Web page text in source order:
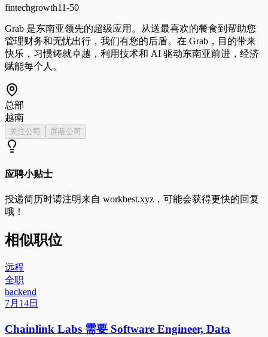
fintechgrowth11-50
Grab 是东南亚领先的超级应用。从送最喜欢的餐食到帮助您
管理财务和无忧出行，我们有您的后盾。在 Grab，目的带来
快乐，习惯铸就卓越，利用技术和 AI 驱动东南亚前进，经济
赋能每个人。
总部
越南
关注公司 屏蔽公司
应聘小贴士
投递简历时请注明来自 workbest.xyz ，可能会获得更快的回复
哦！
相似职位
远程
全职
backend
7月14日
Chainlink Labs 需要 Software Engineer, Data